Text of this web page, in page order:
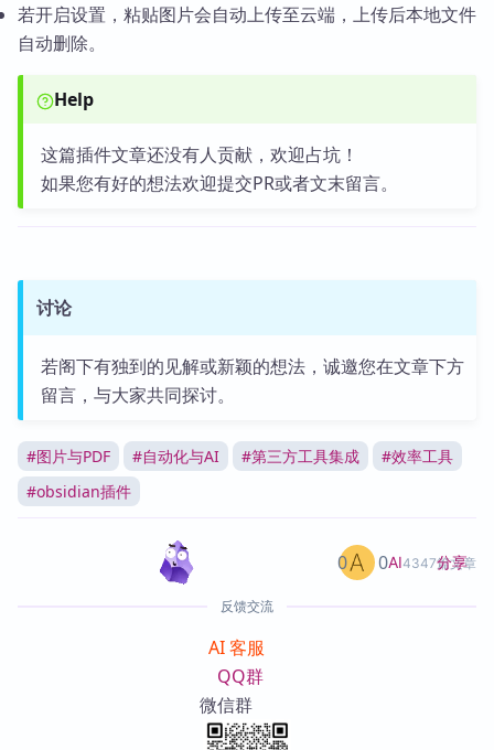
若开启设置，粘贴图片会自动上传至云端，上传后本地文件
自动删除。
Help
这篇插件文章还没有人贡献，欢迎占坑！
如果您有好的想法欢迎提交PR或者文末留言。
讨论
若阁下有独到的见解或新颖的想法，诚邀您在文章下方
留言，与大家共同探讨。
#图片与PDF #自动化与AI #第三方工具集成 #效率工具
#obsidian插件
AI4347篇文章
0 0 分享
反馈交流
AI 客服
QQ群
微信群